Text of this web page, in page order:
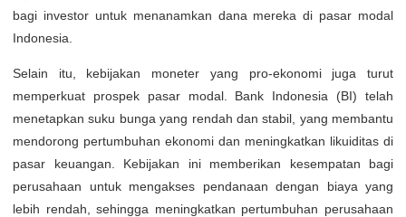
bagi investor untuk menanamkan dana mereka di pasar modal
Indonesia.
Selain itu, kebijakan moneter yang pro-ekonomi juga turut
memperkuat prospek pasar modal. Bank Indonesia (BI) telah
menetapkan suku bunga yang rendah dan stabil, yang membantu
mendorong pertumbuhan ekonomi dan meningkatkan likuiditas di
pasar keuangan. Kebijakan ini memberikan kesempatan bagi
perusahaan untuk mengakses pendanaan dengan biaya yang
lebih rendah, sehingga meningkatkan pertumbuhan perusahaan